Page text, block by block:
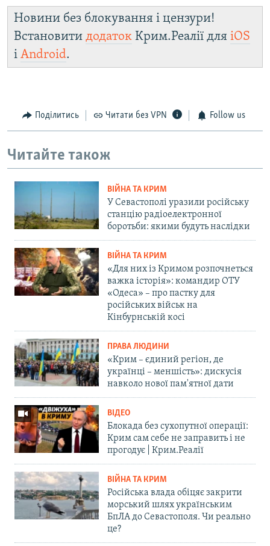
Новини без блокування і цензури!
Встановити додаток Крим.Реалії для iOS
і Android.
Поділитись Читати без VPN Follow us
Читайте також
ВІЙНА ТА КРИМ
У Севастополі уразили російську
станцію радіоелектронної
боротьби: якими будуть наслідки
ВІЙНА ТА КРИМ
«Для них із Кримом розпочнеться
важка історія»: командир ОТУ
«Одеса» – про пастку для
російських військ на
Кінбурнській косі
ПРАВА ЛЮДИНИ
«Крим – єдиний регіон, де
українці – меншість»: дискусія
навколо нової пам'ятної дати
ВІДЕО
Блокада без сухопутної операції:
Крим сам себе не заправить і не
прогодує | Крим.Реалії
ВІЙНА ТА КРИМ
Російська влада обіцяє закрити
морський шлях українським
БпЛА до Севастополя. Чи реально
це?